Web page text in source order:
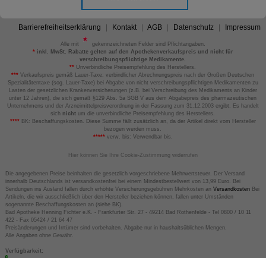
Barrierefreiheitserklärung Kontakt AGB Datenschutz Impressum
Alle mit
gekennzeichneten Felder sind Pflichtangaben.
*inkl. MwSt. Rabatte gelten auf den Apothekenverkaufspreis und nicht für
verschreibungspflichtige Medikamente.
** Unverbindliche Preisempfehlung des Herstellers.
*** Verkaufspreis gemäß Lauer-Taxe; verbindlicher Abrechnungspreis nach der Großen Deutschen
Spezialitätentaxe (sog. Lauer-Taxe) bei Abgabe von nicht verschreibungspflichtigen Medikamenten zu
Lasten der gesetzlichen Krankenversicherungen (z.B. bei Verschreibung des Medikaments an Kinder
unter 12 Jahren), die sich gemäß §129 Abs. 5a SGB V aus dem Abgabepreis des pharmazeutischen
Unternehmens und der Arzneimittelpreisverordnung in der Fassung zum 31.12.2003 ergibt. Es handelt
sich nicht um die unverbindliche Preisempfehlung des Herstellers.
****BK: Beschaffungskosten. Diese Summe fällt zusätzlich an, da der Artikel direkt vom Hersteller
bezogen werden muss.
*****verw. bis: Verwendbar bis.
Hier können Sie Ihre Cookie-Zustimmung widerrufen
Die angegebenen Preise beinhalten die gesetzlich vorgeschriebene Mehrwertsteuer. Der Versand
innerhalb Deutschlands ist versandkostenfrei bei einem Mindestbestellwert von 13,99 Euro. Bei
Sendungen ins Ausland fallen durch erhöhte Versicherungsgebühren Mehrkosten an VersandkostenBei
Artikeln, die wir ausschließlich über den Hersteller beziehen können, fallen unter Umständen
sogenannte Beschaffungskosten an (siehe BK).
Bad Apotheke Henning Fichter e.K. - Frankfurter Str. 27 - 49214 Bad Rothenfelde - Tel 0800 / 10 11
422 - Fax 05424 / 21 64 47
Preisänderungen und Irrtümer sind vorbehalten. Abgabe nur in haushaltsüblichen Mengen.
Alle Angaben ohne Gewähr.
Verfügbarkeit: